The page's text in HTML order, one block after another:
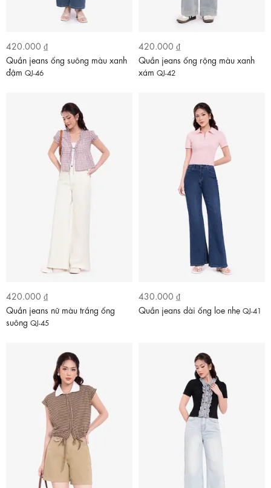
420.000 ₫
Quần jeans ống suông màu xanh
đậm QJ-46
420.000 ₫
Quần jeans ống rộng màu xanh
xám QJ-42
420.000 ₫
Quần jeans nữ màu trắng ống
suông QJ-45
430.000 ₫
Quần jeans dài ống loe nhẹ QJ-41